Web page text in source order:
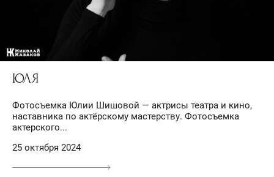
ЮЛЯ
Фотосъемка Юлии Шишовой — актрисы театра и кино,
наставника по актёрскому мастерству. Фотосъемка
актерского...
25 октября 2024